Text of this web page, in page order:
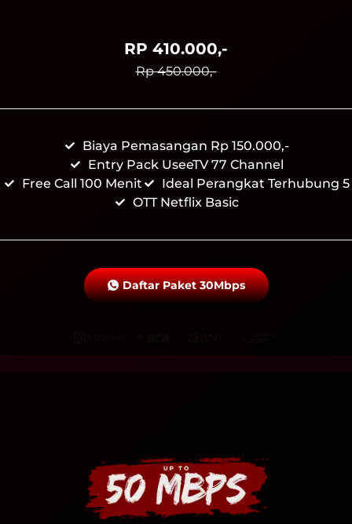
RP 410.000,-
Rp 450.000,-
Biaya Pemasangan Rp 150.000,-
Entry Pack UseeTV 77 Channel
Free Call 100 Menit
Ideal Perangkat Terhubung 5
OTT Netflix Basic
Daftar Paket 30Mbps